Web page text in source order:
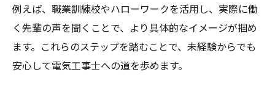
例えば、職業訓練校やハローワークを活用し、実際に働
く先輩の声を聞くことで、より具体的なイメージが掴め
ます。これらのステップを踏むことで、未経験からでも
安心して電気工事士への道を歩めます。